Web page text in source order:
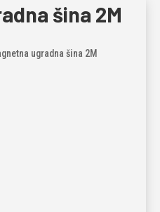
šina 2M
ugradna šina 2M